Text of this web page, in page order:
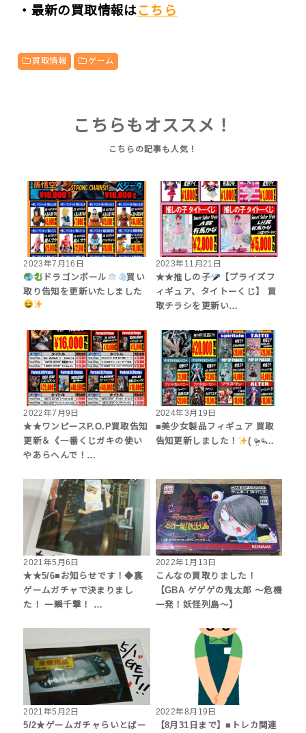
・最新の買取情報はこちら
買取情報 ゲーム
こちらもオススメ！
2023年7月16日
ドラゴンボール
買い
取り告知を更新いたしました
2023年11月21日
★★推しの子
【プライズフ
ィギュア、タイトーくじ】 買
取チラシを更新い…
2022年7月9日
★★ワンピースP.O.P買取告知
更新＆《一番くじガキの使い
やあらへんで！…
2024年3月19日
■美少女製品フィギュア 買取
告知更新しました！
( ᵒ̴̶̷̤◦ᵒ̴̶…
2021年5月6日
★★5/6■お知らせです！◆裏
ゲームガチャで決まりまし
た！ 一瞬千撃！ …
2022年1月13日
こんなの買取りました！
【GBA ゲゲゲの鬼太郎 ～危機
一発！妖怪列島～】
2021年5月2日
5/2★ゲームガチャらいとばー
2022年8月19日
【8月31日まで】■トレカ関連